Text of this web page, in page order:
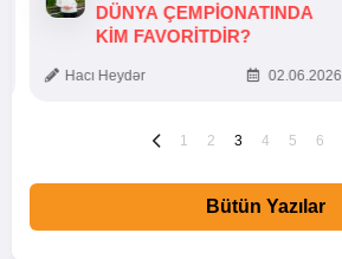
DÜNYA ÇEMPIONATINDA
KIM FAVORITDIR?
Hacı Heydər 02.06.2026
1 2 3 4 5 6
Bütün Yazılar